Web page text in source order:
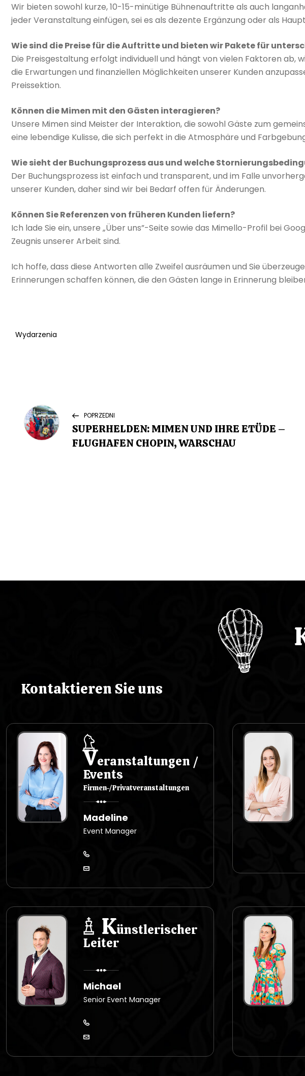
Wir bieten sowohl kurze, 10-15-minütige Bühnenauftritte als auch
jeder Veranstaltung einfügen, sei es als dezente Ergänzung oder als
Wie sind die Preise für die Auftritte und bieten wir Pakete für
Die Preisgestaltung erfolgt individuell und hängt von vielen Faktoren ab,
die Erwartungen und finanziellen Möglichkeiten unserer Kunden
Preissektion.
Können die Mimen mit den Gästen interagieren?
Unsere Mimen sind Meister der Interaktion, die sowohl Gäste zum
eine lebendige Kulisse, die sich perfekt in die Atmosphäre und
Wie sieht der Buchungsprozess aus und welche
Der Buchungsprozess ist einfach und transparent, und im Falle
unserer Kunden, daher sind wir bei Bedarf offen für Änderungen.
Können Sie Referenzen von früheren Kunden liefern?
Ich lade Sie ein, unsere „Über uns”-Seite sowie das Mimello-Profil bei
Zeugnis unserer Arbeit sind.
Ich hoffe, dass diese Antworten alle Zweifel ausräumen und Sie
Erinnerungen schaffen können, die den Gästen lange in Erinnerung
Wydarzenia
N
a
s
Previous
Post
POPRZEDNI
SUPERHELDEN: MIMEN UND IHRE ETÜDE –
FLUGHAFEN CHOPIN, WARSCHAU
Kontaktieren Sie uns
Veranstaltungen /
Events
Firmen-/Privatveranstaltungen
Madeline
Event Manager
Künstlerischer
Leiter
Michael
Senior Event Manager